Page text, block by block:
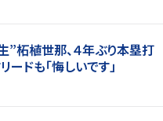
”柘植世那、４年ぶり本塁打
ドも「悔しいです」